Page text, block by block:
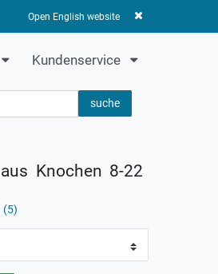
0 0,00 EUR
Open English website
Kundenservice
suche
Knochen 8-22
(5)